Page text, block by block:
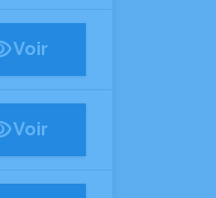
Voir
Voir